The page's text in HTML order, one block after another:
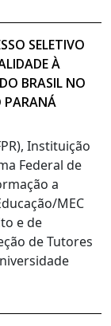
SELETIVO
À
BRASIL NO
PARANÁ
Instituição
Federal de
a
MEC
e de
de Tutores